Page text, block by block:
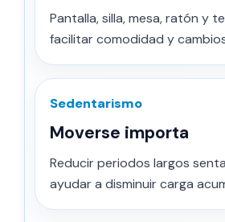
Pantalla, silla, mesa, ratón y
facilitar comodidad y
Sedentarismo
Moverse importa
Reducir periodos largos
ayudar a disminuir carga